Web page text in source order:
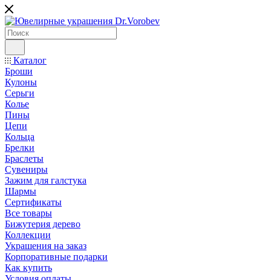
Каталог
Броши
Кулоны
Серьги
Колье
Пины
Цепи
Кольца
Брелки
Браслеты
Сувениры
Зажим для галстука
Шармы
Сертификаты
Все товары
Бижутерия дерево
Коллекции
Украшения на заказ
Корпоративные подарки
Как купить